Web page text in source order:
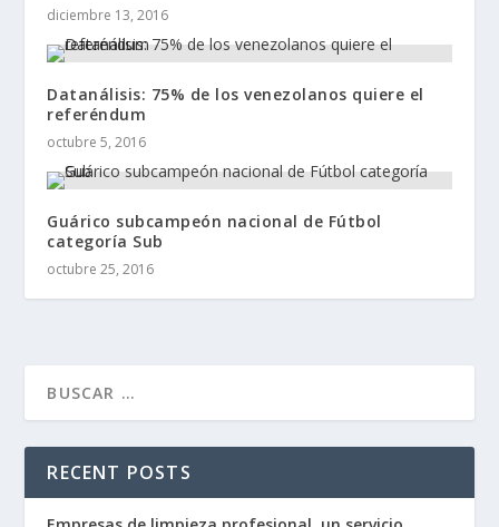
diciembre 13, 2016
Datanálisis: 75% de los venezolanos quiere el
referéndum
octubre 5, 2016
Guárico subcampeón nacional de Fútbol
categoría Sub
octubre 25, 2016
RECENT POSTS